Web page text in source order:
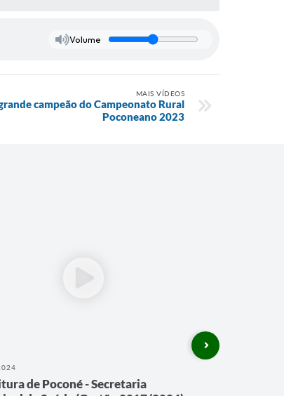
Volume
MAIS VÍDEOS
campeão do Campeonato Rural
Poconeano 2023
de Poconé - Secretaria